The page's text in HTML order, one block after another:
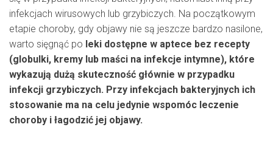
infekcjach wirusowych lub grzybiczych. Na początkowym
etapie choroby, gdy objawy nie są jeszcze bardzo nasilone,
warto sięgnąć po leki dostępne w aptece bez recepty
(globulki, kremy lub maści na infekcje intymne), które
wykazują dużą skuteczność głównie w przypadku
infekcji grzybiczych. Przy infekcjach bakteryjnych ich
stosowanie ma na celu jedynie wspomóc leczenie
choroby i łagodzić jej objawy.